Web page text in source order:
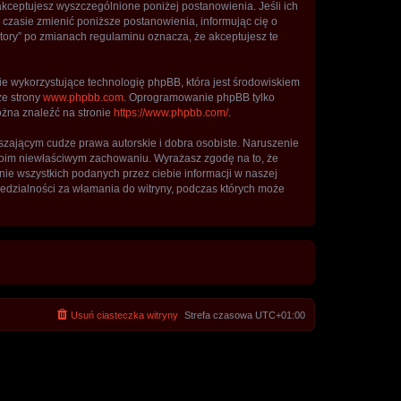
wyszczególnione poniżej postanowienia. Jeśli ich
zmienić poniższe postanowienia, informując cię o
po zmianach regulaminu oznacza, że akceptujesz te
wykorzystujące technologię phpBB, która jest środowiskiem
strony www.phpbb.com . Oprogramowanie phpBB tylko
znaleźć na stronie https://www.phpbb.com/.
cudze prawa autorskie i dobra osobiste. Naruszenie
niewłaściwym zachowaniu. Wyrażasz zgodę na to, że
wszystkich podanych przez ciebie informacji w naszej
za włamania do witryny, podczas których może
Strefa czasowa UTC+01:00
Usuń ciasteczka witryny